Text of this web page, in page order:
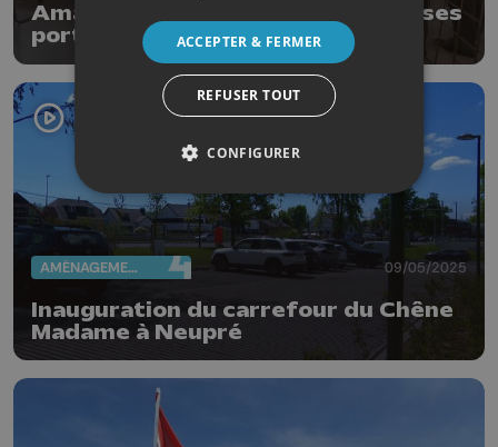
Amay : le Musée du Génie rouvre ses
portes après 8 ans de fermeture
AMÉNAGEMENT DU TERRITOIRE 09/05/2025
Inauguration du carrefour du Chêne
Madame à Neupré
ACCEPTER & FERMER
REFUSER TOUT
CONFIGURER